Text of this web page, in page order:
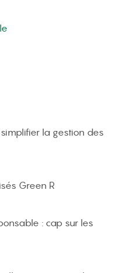
la gestion des
Green R
: cap sur les